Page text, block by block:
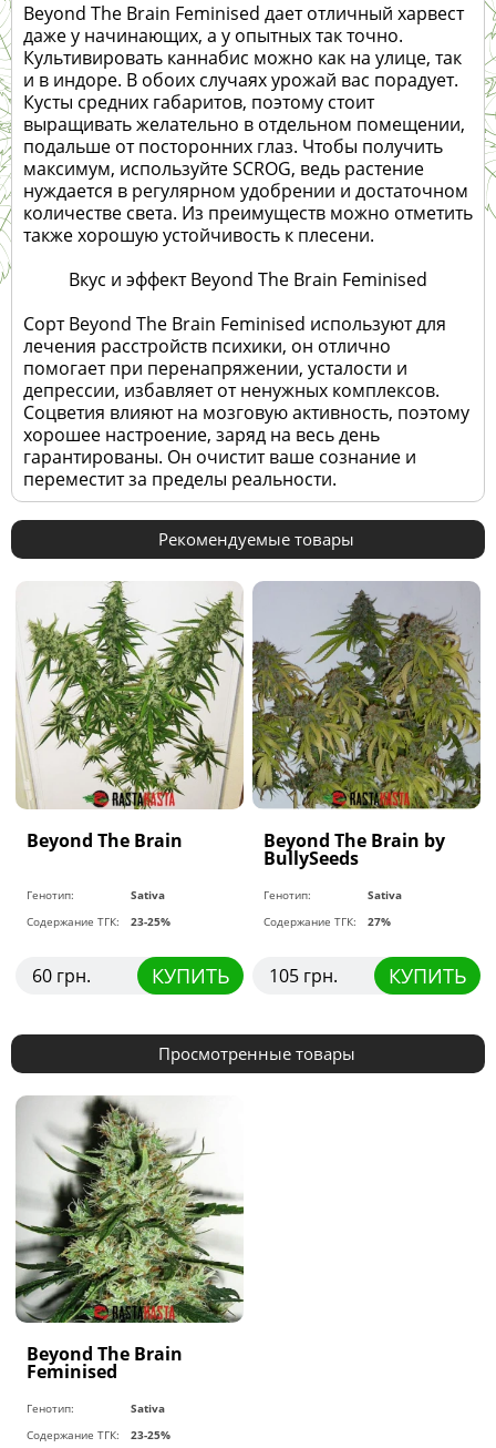
Beyond The Brain Feminised дает отличный харвест
даже у начинающих, а у опытных так точно.
Культивировать каннабис можно как на улице, так
и в индоре. В обоих случаях урожай вас порадует.
Кусты средних габаритов, поэтому стоит
выращивать желательно в отдельном помещении,
подальше от посторонних глаз. Чтобы получить
максимум, используйте SCROG, ведь растение
нуждается в регулярном удобрении и достаточном
количестве света. Из преимуществ можно отметить
также хорошую устойчивость к плесени.
Вкус и эффект Beyond The Brain Feminised
Сорт Beyond The Brain Feminised используют для
лечения расстройств психики, он отлично
помогает при перенапряжении, усталости и
депрессии, избавляет от ненужных комплексов.
Соцветия влияют на мозговую активность, поэтому
хорошее настроение, заряд на весь день
гарантированы. Он очистит ваше сознание и
переместит за пределы реальности.
Рекомендуемые товары
Beyond The Brain
Генотип:
Sativa
Содержание ТГК:
23-25%
60 грн. КУПИТЬ
Beyond The Brain by
BullySeeds
Генотип:
Sativa
Содержание ТГК:
27%
105 грн. КУПИТЬ
Просмотренные товары
Beyond The Brain
Feminised
Генотип:
Sativa
Содержание ТГК:
23-25%